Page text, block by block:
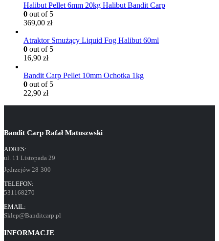
Halibut Pellet 6mm 20kg Halibut Bandit Carp
0 out of 5
369,00 zł
Atraktor Smużący Liquid Fog Halibut 60ml
0 out of 5
16,90 zł
Bandit Carp Pellet 10mm Ochotka 1kg
0 out of 5
22,90 zł
Bandit Carp Rafał Matuszwski
ADRES:
ul. 11 Listopada 29
Jędrzejów 28-300
TELEFON:
531168270
EMAIL:
Sklep@Banditcarp.pl
INFORMACJE